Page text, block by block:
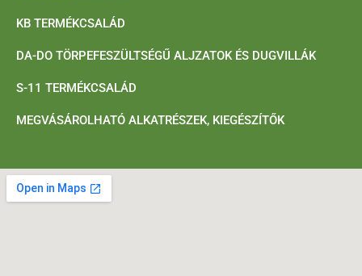
KB TERMÉKCSALÁD
DA-DO TÖRPEFESZÜLTSÉGŰ ALJZATOK ÉS DUGVILLÁK
S-11 TERMÉKCSALÁD
MEGVÁSÁROLHATÓ ALKATRÉSZEK, KIEGÉSZÍTŐK